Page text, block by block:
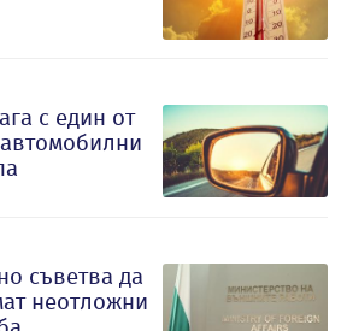
с един от
съветва да
неотложни